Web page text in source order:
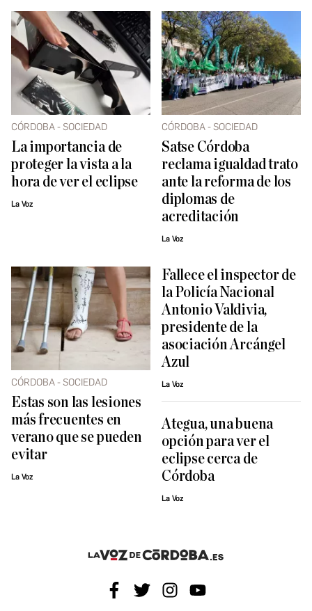
CÓRDOBA - SOCIEDAD
La importancia de
proteger la vista a la
hora de ver el eclipse
La Voz
CÓRDOBA - SOCIEDAD
Satse Córdoba
reclama igualdad trato
ante la reforma de los
diplomas de
acreditación
La Voz
CÓRDOBA - SOCIEDAD
Estas son las lesiones
más frecuentes en
verano que se pueden
evitar
La Voz
Fallece el inspector de
la Policía Nacional
Antonio Valdivia,
presidente de la
asociación Arcángel
Azul
La Voz
Ategua, una buena
opción para ver el
eclipse cerca de
Córdoba
La Voz